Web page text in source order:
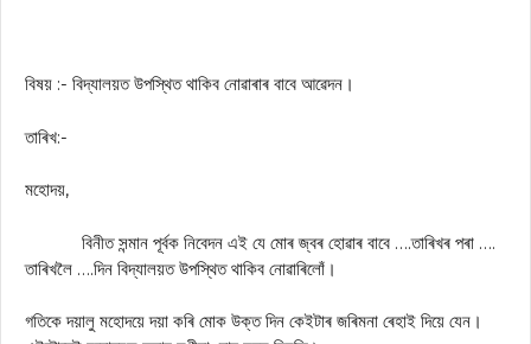
বিষয় :- বিদ্যালয়ত উপস্থিত থাকিব নোৱাৰাৰ বাবে আৱেদন।
তাৰিখ:-
মহোদয়,
বিনীত সন্মান পূৰ্বক নিবেদন এই যে মোৰ জ্বৰ হোৱাৰ বাবে ….তাৰিখৰ পৰা ….
তাৰিখলৈ ….দিন বিদ্যালয়ত উপস্থিত থাকিব নোৱাৰিলোঁ।
গতিকে দয়ালু মহোদয়ে দয়া কৰি মোক উক্ত দিন কেইটাৰ জৰিমনা ৰেহাই দিয়ে যেন।